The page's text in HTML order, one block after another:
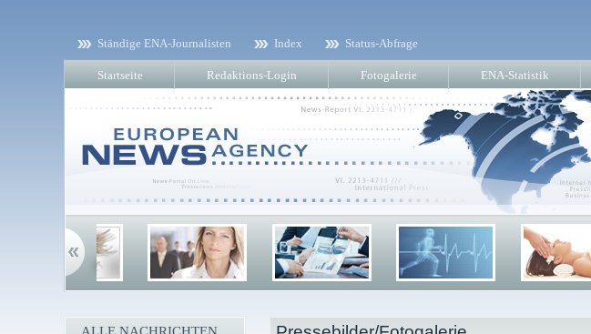
Ständige ENA-Journalisten Index Status-Abfrage
Startseite Redaktions-Login Fotogalerie ENA-Statistik